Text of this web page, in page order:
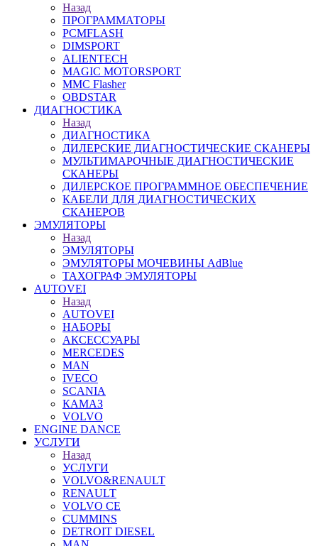
Назад
ПРОГРАММАТОРЫ
PCMFLASH
DIMSPORT
ALIENTECH
MAGIC MOTORSPORT
MMC Flasher
OBDSTAR
ДИАГНОСТИКА
Назад
ДИАГНОСТИКА
ДИЛЕРСКИЕ ДИАГНОСТИЧЕСКИЕ СКАНЕРЫ
МУЛЬТИМАРОЧНЫЕ ДИАГНОСТИЧЕСКИЕ
СКАНЕРЫ
ДИЛЕРСКОЕ ПРОГРАММНОЕ ОБЕСПЕЧЕНИЕ
КАБЕЛИ ДЛЯ ДИАГНОСТИЧЕСКИХ
СКАНЕРОВ
ЭМУЛЯТОРЫ
Назад
ЭМУЛЯТОРЫ
ЭМУЛЯТОРЫ МОЧЕВИНЫ АdBlue
ТАХОГРАФ ЭМУЛЯТОРЫ
AUTOVEI
Назад
AUTOVEI
НАБОРЫ
АКСЕССУАРЫ
MERCEDES
MAN
IVECO
SCANIA
КАМАЗ
VOLVO
ENGINE DANCE
УСЛУГИ
Назад
УСЛУГИ
VOLVO&RENAULT
RENAULT
VOLVO CE
CUMMINS
DETROIT DIESEL